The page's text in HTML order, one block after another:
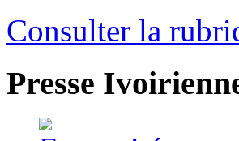
Consulter la
Presse